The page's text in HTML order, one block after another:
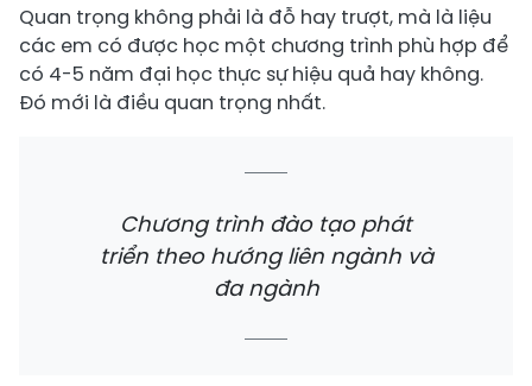
Quan trọng không phải là đỗ hay trượt, mà là liệu
các em có được học một chương trình phù hợp để
có 4-5 năm đại học thực sự hiệu quả hay không.
Đó mới là điều quan trọng nhất.
Chương trình đào tạo phát
triển theo hướng liên ngành và
đa ngành